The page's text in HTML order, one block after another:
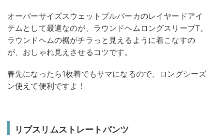
オーバーサイズスウェットプルパーカのレイヤードアイ
テムとして最適なのが、ラウンドヘムロングスリーブT。
ラウンドヘムの裾がチラっと見えるように着こなすの
が、おしゃれ見えさせるコツです。
春先になったら1枚着でもサマになるので、ロングシーズ
ン使えて便利ですよ！
リブスリムストレートパンツ